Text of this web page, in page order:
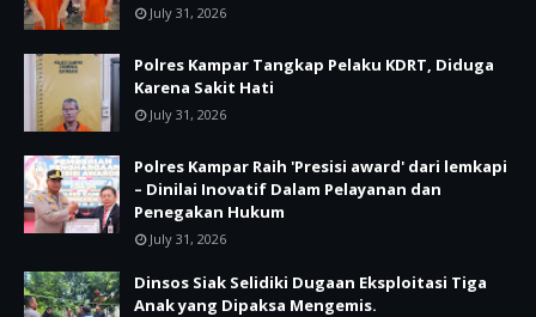
July 31, 2026
Polres Kampar Tangkap Pelaku KDRT, Diduga
Karena Sakit Hati
July 31, 2026
Polres Kampar Raih 'Presisi award' dari lemkapi
– Dinilai Inovatif Dalam Pelayanan dan
Penegakan Hukum
July 31, 2026
Dinsos Siak Selidiki Dugaan Eksploitasi Tiga
Anak yang Dipaksa Mengemis.